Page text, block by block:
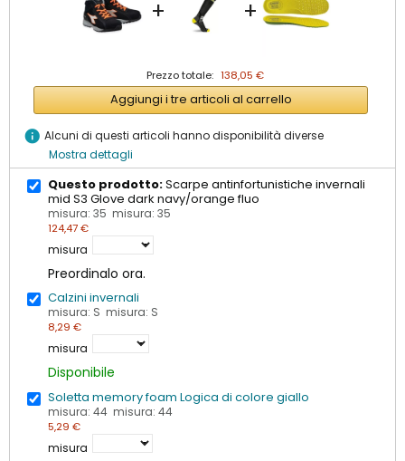
+ +
Prezzo totale: 138,05 €
Aggiungi i tre articoli al carrello
info Alcuni di questi articoli hanno disponibilità diverse
Mostra dettagli
Questo prodotto:Scarpe antinfortunistiche invernali
mid S3 Glove dark navy/orange fluo
misura: 35 misura: 35
124,47 €
misura
Preordinalo ora.
Calzini invernali
misura: S misura: S
8,29 €
misura
Disponibile
Soletta memory foam Logica di colore giallo
misura: 44 misura: 44
5,29 €
misura